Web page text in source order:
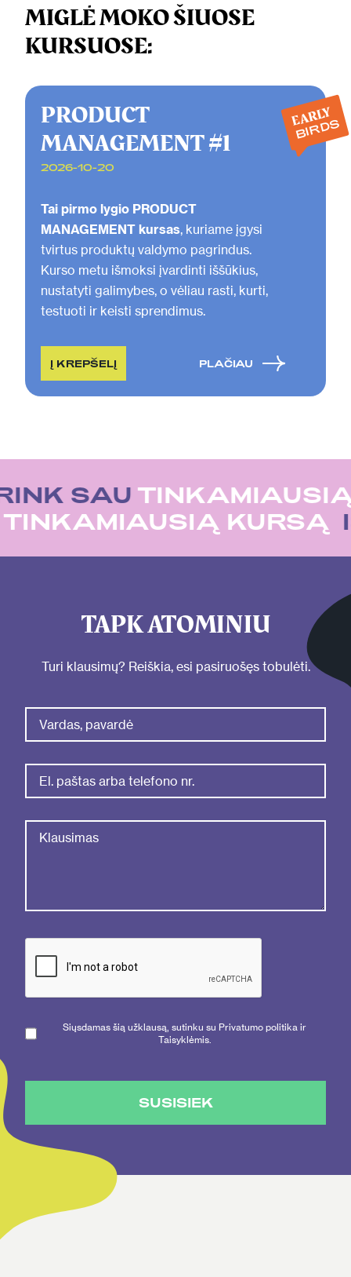
MIGLĖ MOKO ŠIUOSE
KURSUOSE:
PRODUCT
MANAGEMENT #1
2026-10-20
Tai pirmo lygio PRODUCT
MANAGEMENT kursas, kuriame įgysi
tvirtus produktų valdymo pagrindus.
Kurso metu išmoksi įvardinti iššūkius,
nustatyti galimybes, o vėliau rasti, kurti,
testuoti ir keisti sprendimus.
Į KREPŠELĮ PLAČIAU
EARLY
BIRDS
SAU
TINKAMIAUSIĄ KURSĄ
TAPK ATOMINIU
Turi klausimų? Reiškia, esi pasiruošęs tobulėti.
Siųsdamas šią užklausą, sutinku su Privatumo politika ir
Taisyklėmis.
SUSISIEK